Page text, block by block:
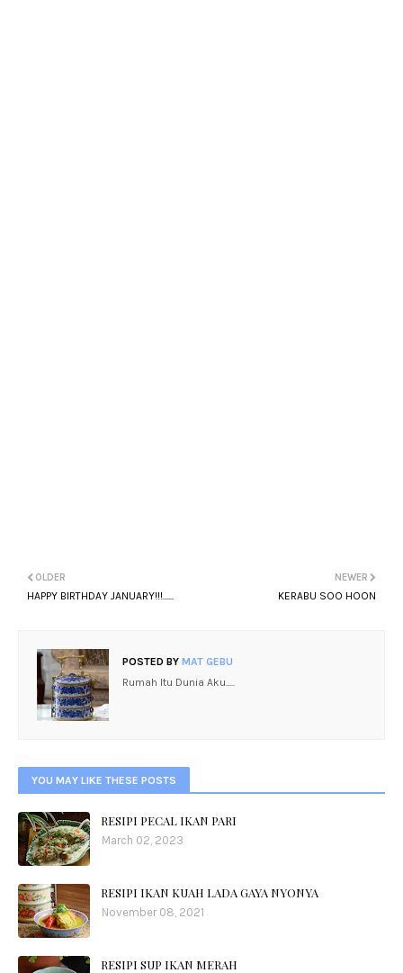
NEWER
KERABU SOO HOON
OLDER
HAPPY BIRTHDAY JANUARY!!!......
POSTED BY MAT GEBU
Rumah Itu Dunia Aku.....
YOU MAY LIKE THESE POSTS
RESIPI PECAL IKAN PARI
March 02, 2023
RESIPI IKAN KUAH LADA GAYA NYONYA
November 08, 2021
RESIPI SUP IKAN MERAH